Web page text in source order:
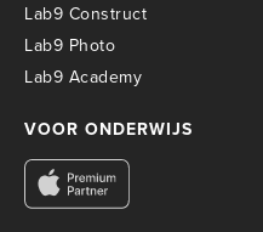
Lab9 Construct
Lab9 Photo
Lab9 Academy
VOOR ONDERWIJS